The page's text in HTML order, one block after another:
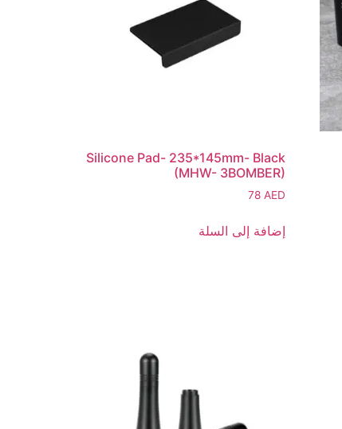
Silicone Pad- 235*145mm- Black
(MHW- 3BOMBER)
78 AED
إضافة إلى السلة